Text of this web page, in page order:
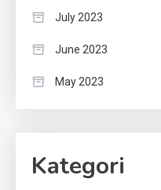
July 2023
June 2023
May 2023
Kategori